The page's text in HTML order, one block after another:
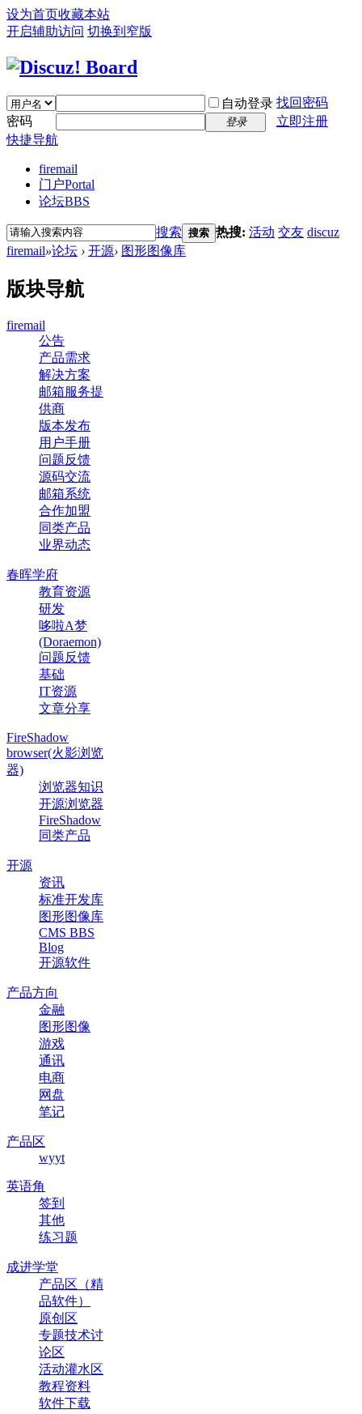
设为首页收藏本站
开启辅助访问 切换到窄版
自动登录 找回密码
密码
登录
立即注册
快捷导航
firemail
门户Portal
论坛BBS
搜索 搜索 热搜: 活动 交友 discuz
firemail»论坛 › 开源› 图形图像库
版块导航
firemail
公告
产品需求
解决方案
邮箱服务提
供商
版本发布
用户手册
问题反馈
源码交流
邮箱系统
合作加盟
同类产品
业界动态
春晖学府
教育资源
研发
哆啦A梦
(Doraemon)
问题反馈
基础
IT资源
文章分享
FireShadow
browser(火影浏览
器)
浏览器知识
开源浏览器
FireShadow
同类产品
开源
资讯
标准开发库
图形图像库
CMS BBS
Blog
开源软件
产品方向
金融
图形图像
游戏
通讯
电商
网盘
笔记
产品区
wyyt
英语角
签到
其他
练习题
成进学堂
产品区（精
品软件）
原创区
专题技术讨
论区
活动灌水区
教程资料
软件下载